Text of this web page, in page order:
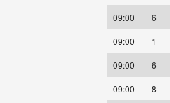
09:00
6
09:00
1
09:00
6
09:00
8